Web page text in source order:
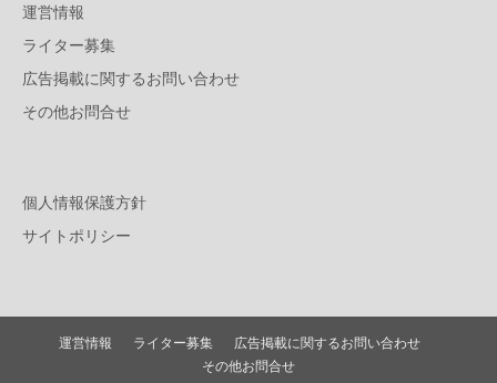
運営情報
ライター募集
広告掲載に関するお問い合わせ
その他お問合せ
個人情報保護方針
サイトポリシー
運営情報 ライター募集
広告掲載に関するお問い合わせ
その他お問合せ